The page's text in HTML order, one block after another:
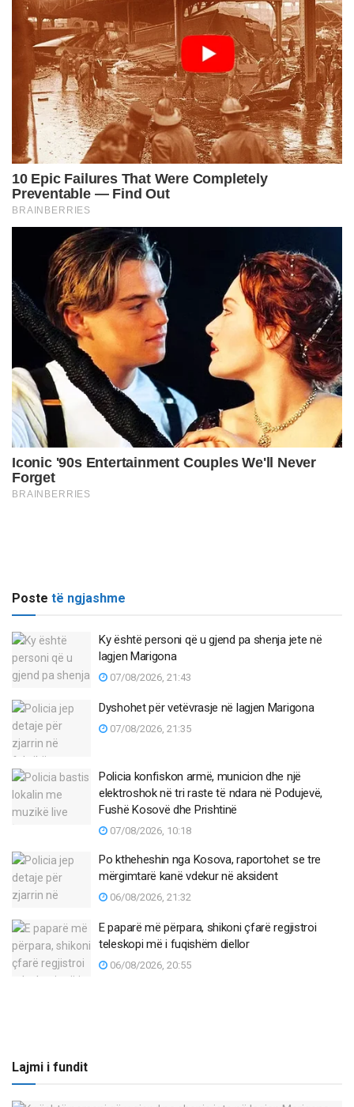
Poste të ngjashme
Ky është personi që u gjend pa shenja jete në
lagjen Marigona
07/08/2026, 21:43
Dyshohet për vetëvrasje në lagjen Marigona
07/08/2026, 21:35
Policia konfiskon armë, municion dhe një
elektroshok në tri raste të ndara në Podujevë,
Fushë Kosovë dhe Prishtinë
07/08/2026, 10:18
Po ktheheshin nga Kosova, raportohet se tre
mërgimtarë kanë vdekur në aksident
06/08/2026, 21:32
E paparë më përpara, shikoni çfarë regjistroi
teleskopi më i fuqishëm diellor
06/08/2026, 20:55
Lajmi i fundit